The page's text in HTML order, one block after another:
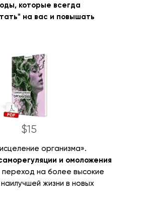
организма».
и омоложения
переход на более высокие
жизни в новых
которые всегда
на вас и повышать
$15